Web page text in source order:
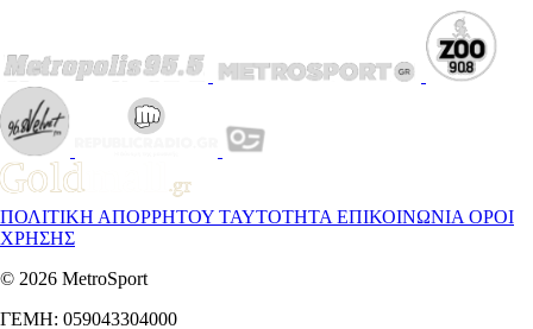
ΠΟΛΙΤΙΚΗ ΑΠΟΡΡΗΤΟΥ ΤΑΥΤΟΤΗΤΑ ΕΠΙΚΟΙΝΩΝΙΑ ΟΡΟΙ
ΧΡΗΣΗΣ
© 2026 MetroSport
ΓΕΜΗ: 059043304000